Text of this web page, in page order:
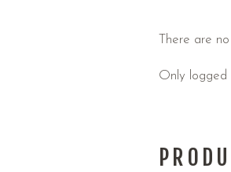
There are
Only logged